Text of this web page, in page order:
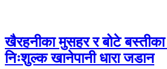
खैरहनीका मुसहर र बोटे बस्तीका
निःशुल्क खानेपानी धारा जडान